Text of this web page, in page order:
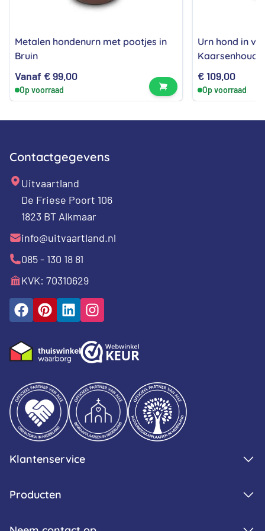
Metalen hondenurn met pootjes in
Bruin
Vanaf €99,00
Op voorraad Bekijk product
Urn hond in
€109,00
Op voorraad
Contactgegevens
Uitvaartland
De Friese Poort 106
1823 BT Alkmaar
info@uitvaartland.nl
085 - 130 18 81
KVK: 70310629
Klantenservice
Producten